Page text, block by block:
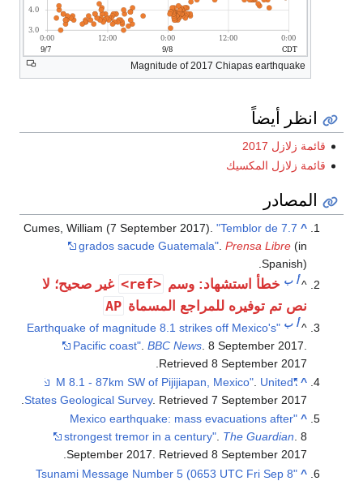
Magnitude of 2017 Chiapas earthquake
انظر أيضاً
قائمة زلازل 2017
قائمة زلازل المكسيك
المصادر
^
Cumes, William (7 September 2017)."Temblor de 7.7
grados sacude Guatemala" .Prensa Libre (in
Spanish).
^أ ب خطأ استشهاد: وسم <ref>
غير صحيح؛ لا
نص تم توفيره للمراجع المسماة AP
^أ ب
"Earthquake of magnitude 8.1 strikes off Mexico's
Pacific coast" .BBC News . 8 September 2017
Retrieved8 September 2017
^
"M 8.1 - 87km SW of Pijijiapan, Mexico"
United
States Geological Survey. Retrieved7 September 2017
.
^
"Mexico earthquake: mass evacuations after
strongest tremor in a century". The Guardian. 8
September 2017. Retrieved8 September 2017
.
^
"Tsunami Message Number 5 (0653 UTC Fri Sep 8